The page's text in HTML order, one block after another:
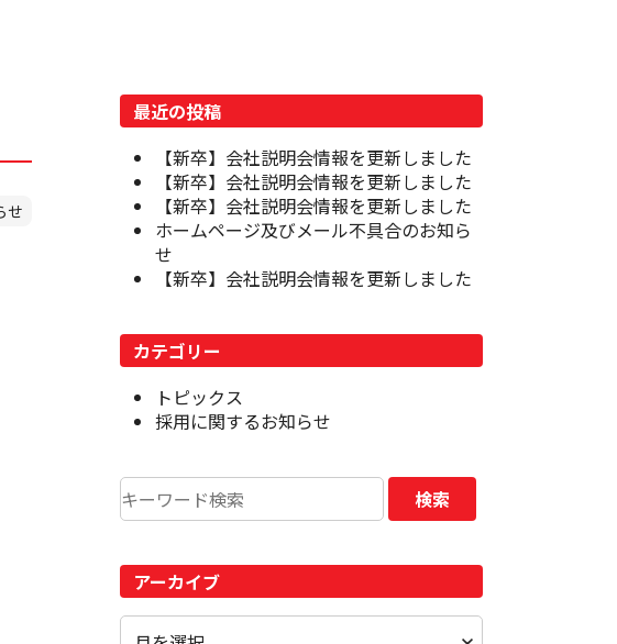
せ
最近の投稿
【新卒】会社説明会情報を更新しました
【新卒】会社説明会情報を更新しました
【新卒】会社説明会情報を更新しました
ホームページ及びメール不具合のお知ら
せ
【新卒】会社説明会情報を更新しました
カテゴリー
トピックス
採用に関するお知らせ
アーカイブ